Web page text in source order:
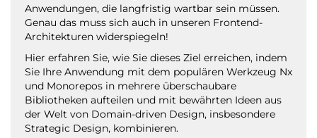
Anwendungen, die langfristig wartbar sein müssen.
Genau das muss sich auch in unseren Frontend-
Architekturen widerspiegeln!
Hier erfahren Sie, wie Sie dieses Ziel erreichen, indem
Sie Ihre Anwendung mit dem populären Werkzeug Nx
und Monorepos in mehrere überschaubare
Bibliotheken aufteilen und mit bewährten Ideen aus
der Welt von Domain-driven Design, insbesondere
Strategic Design, kombinieren.